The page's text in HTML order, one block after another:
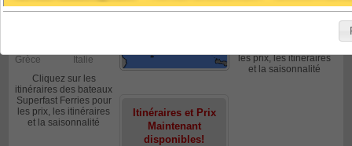
Italie Grèce
Grèce
Italie
Cliquez sur les
itinéraires des bateaux
Superfast Ferries pour
les prix, les itinéraires
et la saisonnalité
Itinéraires et Prix
Maintenant
disponibles!
Grèce
Italie
les prix, les itinéraires
et la saisonnalité